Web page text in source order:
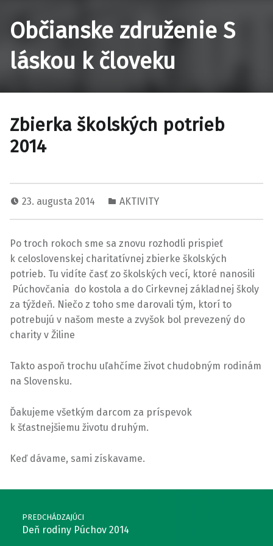
Občianske združenie S
láskou k človeku
Zbierka školských potrieb
2014
23. augusta 2014 AKTIVITY
Po troch rokoch sme sa znovu rozhodli prispieť
k celoslovenskej charitatívnej zbierke školských
potrieb. Tu vidíte časť zo školských vecí, ktoré nanosili
Púchovčania do kostola a do Cirkevnej základnej školy
za týždeň. Niečo z toho sme darovali tým, ktorí to
potrebujú v našom meste a zvyšok bol prevezený do
charity v Žiline
Takto aspoň trochu uľahčíme život chudobným rodinám
na Slovensku.
Ďakujeme všetkým darcom za príspevok
k šťastnejšiemu životu druhým.
Keď dávame, sami získavame.
Navigácia v článkoch
PREDCHÁDZAJÚCI
Deň rodiny Púchov 2014